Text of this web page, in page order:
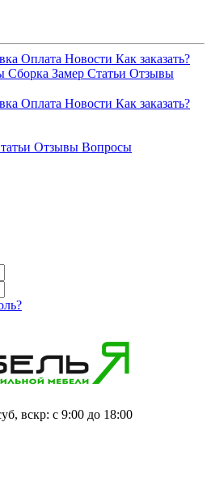
Оплата Новости Как заказать?
Сборка Замер Статьи Отзывы
Оплата Новости Как заказать?
Отзывы Вопросы
вскр: с 9:00 до 18:00